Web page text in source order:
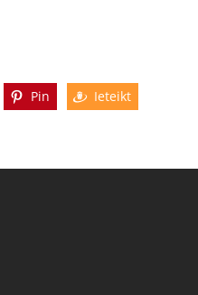
Pin Ieteikt